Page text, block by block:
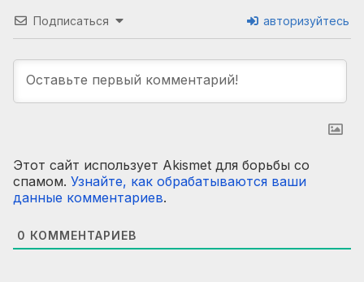
Подписаться авторизуйтесь
Этот сайт использует Akismet для борьбы со
спамом. Узнайте, как обрабатываются ваши
данные комментариев.
0 КОММЕНТАРИЕВ